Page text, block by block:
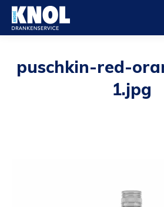
puschkin-red-
1.jpg